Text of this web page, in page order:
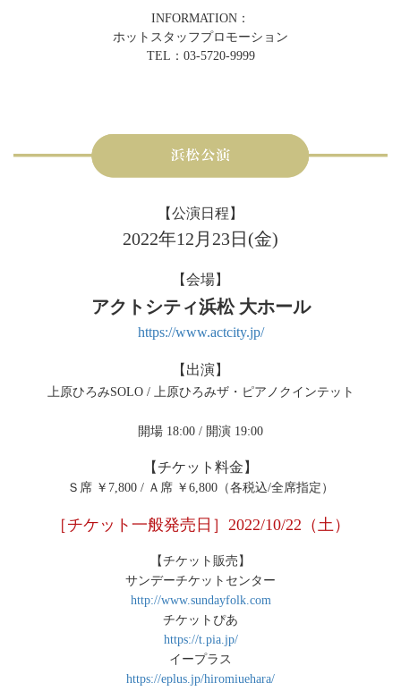
INFORMATION：
ホットスタッフプロモーション
TEL：03-5720-9999
【公演日程】
2022年12月23日(金)
【会場】
アクトシティ浜松 大ホール
https://www.actcity.jp/
【出演】
上原ひろみSOLO / 上原ひろみザ・ピアノクインテット
開場 18:00 / 開演 19:00
【チケット料金】
Ｓ席 ￥7,800 / Ａ席 ￥6,800（各税込/全席指定）
［チケット一般発売日］2022/10/22（土）
【チケット販売】
サンデーチケットセンター
http://www.sundayfolk.com
チケットぴあ
https://t.pia.jp/
イープラス
https://eplus.jp/hiromiuehara/